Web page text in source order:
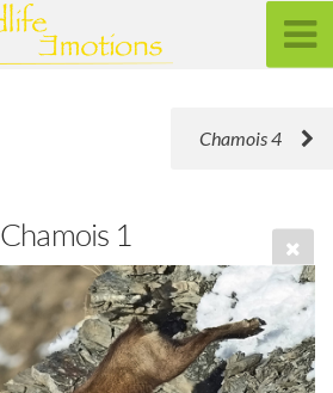
Chamois 4
Chamois 1